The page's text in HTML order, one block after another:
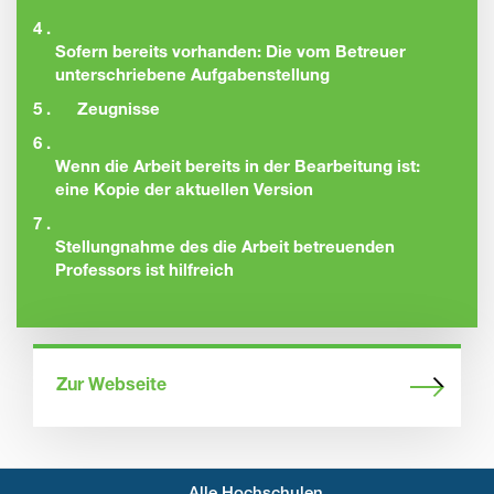
4 .
Sofern bereits vorhanden: Die vom Betreuer
unterschriebene Aufgabenstellung
5 . Zeugnisse
6 .
Wenn die Arbeit bereits in der Bearbeitung ist:
eine Kopie der aktuellen Version
7 .
Stellungnahme des die Arbeit betreuenden
Professors ist hilfreich
Zur Webseite